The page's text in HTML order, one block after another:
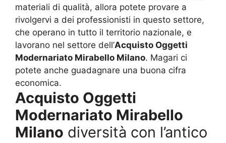
materiali di qualità, allora potete provare a
rivolgervi a dei professionisti in questo settore,
che operano in tutto il territorio nazionale, e
lavorano nel settore dell’Acquisto Oggetti
Modernariato Mirabello Milano. Magari ci
potete anche guadagnare una buona cifra
economica.
Acquisto Oggetti
Modernariato Mirabello
Milano diversità con l’antico